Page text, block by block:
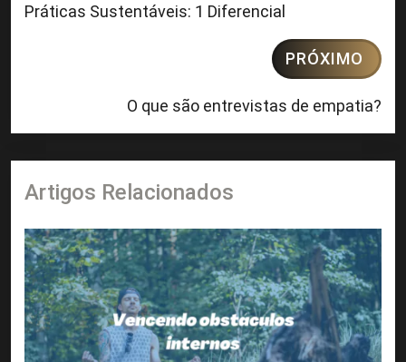
Práticas Sustentáveis: 1 Diferencial
PRÓXIMO
O que são entrevistas de empatia?
Artigos Relacionados